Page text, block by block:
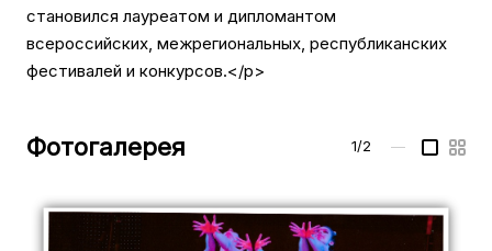
становился лауреатом и дипломантом
всероссийских, межрегиональных, республиканских
фестивалей и конкурсов.</p>
Фотогалерея 1/2 —